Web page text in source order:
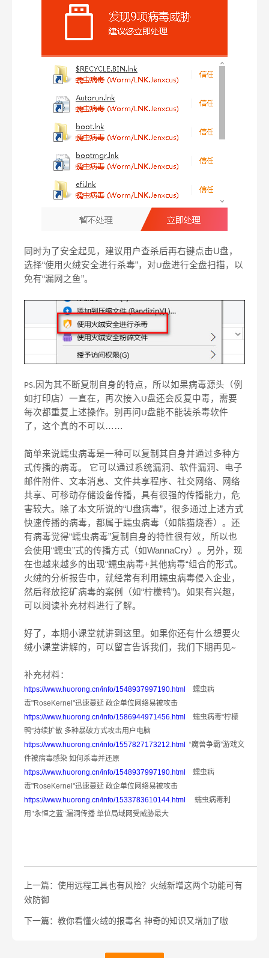
同时为了安全起见，建议用户查杀后再右键点击U盘，
选择“使用火绒安全进行杀毒”，对U盘进行全盘扫描，以
免有“漏网之鱼”。
PS. 因为其不断复制自身的特点，所以如果病毒源头（例
如打印店）一直在，再次接入 U盘还会反复中毒，需要
每次都重复上述操作。别再问 U盘能不能装杀毒软件
了，这个真的不可以……
简单来说蠕虫病毒是一种可以复制其自身并通过多种方
式传播的病毒。
它可以通过系统漏洞、软件漏洞、电子
邮件附件、文本消息、文件共享程序、社交网络、网络
共享、可移动存储设备传播，具有很强的传播能力，危
害较大。除了本文所说的“U盘病毒”，很多通过上述方式
快速传播的病毒，都属于蠕虫病毒（如熊猫烧香）。还
有病毒觉得“蠕虫病毒”复制自身的特性很有效，所以也
会使用“蠕虫”式的传播方式（如WannaCry）。另外，现
在也越来越多的出现“蠕虫病毒+其他病毒“组合的形式。
火绒的分析报告中，就经常有利用蠕虫病毒侵入企业，
然后释放挖矿病毒的案例（如“柠檬鸭”)。如果有兴趣，
可以阅读补充材料进行了解。
好了，本期小课堂就讲到这里。如果你还有什么想要火
绒小课堂讲解的，可以留言告诉我们，我们下期再见~
补充材料：
https://www.huorong.cn/info/1548937997190.html
蠕虫病
毒"RoseKernel"迅速蔓延 政企单位网络易被攻击
https://www.huorong.cn/info/1586944971456.html
蠕虫病毒“柠檬
鸭”持续扩散 多种暴破方式攻击用户电脑
https://www.huorong.cn/info/1557827173212.html “魔兽争霸”游戏文
件被病毒感染 如何杀毒并还原
https://www.huorong.cn/info/1548937997190.html
蠕虫病
毒"RoseKernel"迅速蔓延 政企单位网络易被攻击
https://www.huorong.cn/info/1533783610144.html
蠕虫病毒利
用 "永恒之蓝"漏洞传播 单位局域网受威胁最大
上一篇：使用远程工具也有风险？火绒新增这两个功能可有
效防御
下一篇：教你看懂火绒的报毒名 神奇的知识又增加了嗷